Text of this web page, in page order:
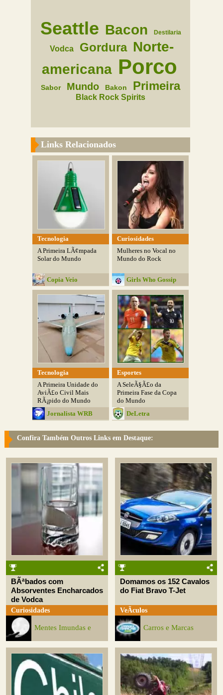
Seattle Bacon Destilaria
Vodca Gordura Norte-
americana Porco
Sabor Mundo Bakon Primeira
Black Rock Spirits
Links Relacionados
Tecnologia
A Primeira LÃ¢mpada
Solar do Mundo
Copia Veio
Curiosidades
Mulheres no Vocal no
Mundo do Rock
Girls Who Gossip
Tecnologia
A Primeira Unidade do
AviÃ£o Civil Mais
RÃ¡pido do Mundo
Jornalista WRB
Esportes
A SeleÃ§Ã£o da
Primeira Fase da Copa
do Mundo
DeLetra
Confira Também Outros Links em Destaque:
BÃªbados com
Absorventes Encharcados
de Vodca
Curiosidades
Mentes Imundas e
Domamos os 152 Cavalos
do Fiat Bravo T-Jet
VeÃ­culos
Carros e Marcas